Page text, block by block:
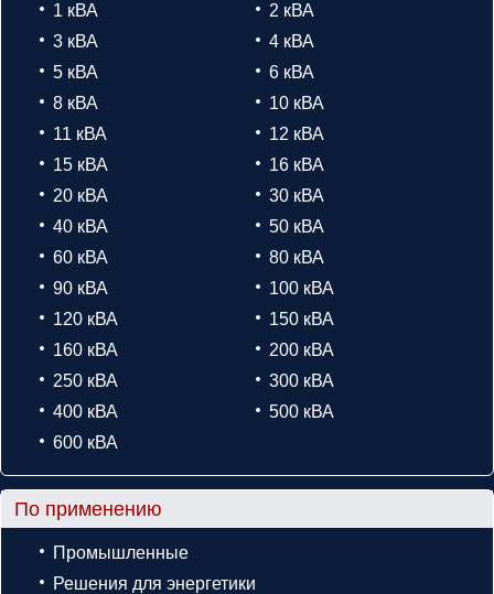
1 кВА
2 кВА
3 кВА
4 кВА
5 кВА
6 кВА
8 кВА
10 кВА
11 кВА
12 кВА
15 кВА
16 кВА
20 кВА
30 кВА
40 кВА
50 кВА
60 кВА
80 кВА
90 кВА
100 кВА
120 кВА
150 кВА
160 кВА
200 кВА
250 кВА
300 кВА
400 кВА
500 кВА
600 кВА
По применению
Промышленные
Решения для энергетики